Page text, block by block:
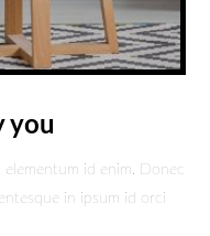
you
id enim. Donec
in ipsum id orci